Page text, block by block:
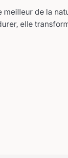
de la
elle